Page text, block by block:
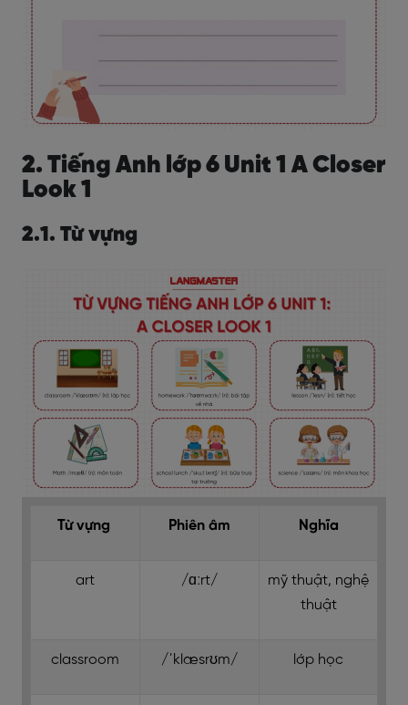
2. Tiếng Anh lớp 6 Unit 1 A Closer
Look 1
2.1. Từ vựng
Từ vựng Phiên âm Nghĩa
art /ɑːrt/
mỹ thuật, nghệ
thuật
classroom /ˈklæsrʊm/ lớp học